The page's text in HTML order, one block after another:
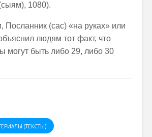
1080).
Посланник (сас) «на руках» или
людям тот факт, что
могут быть либо 29, либо 30
(ТЕКСТЫ)